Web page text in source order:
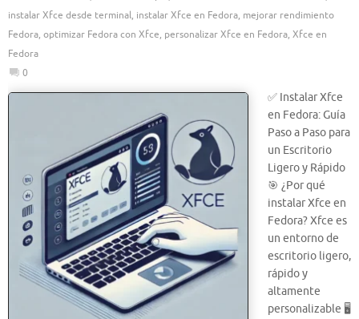
instalar Xfce desde terminal, instalar Xfce en Fedora, mejorar rendimiento
Fedora, optimizar Fedora con Xfce, personalizar Xfce en Fedora, Xfce en
Fedora
0
✅ Instalar Xfce
en Fedora: Guía
Paso a Paso para
un Escritorio
Ligero y Rápido
🎯 ¿Por qué
instalar Xfce en
Fedora? Xfce es
un entorno de
escritorio ligero,
rápido y
altamente
personalizable 🖥️